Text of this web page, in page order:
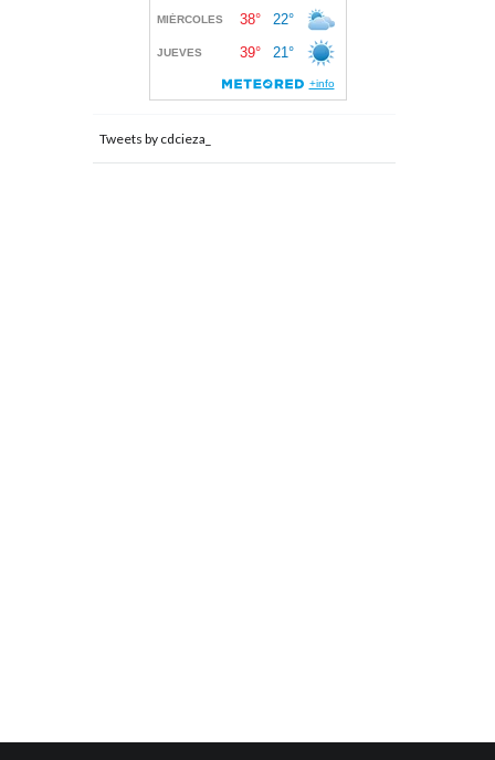
Tweets by cdcieza_